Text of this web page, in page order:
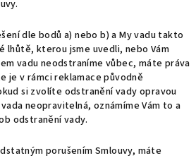
dle bodů a) nebo b) a My vadu takto
lhůtě, kterou jsme uvedli, nebo Vám
vadu neodstraníme vůbec, máte práva
je v rámci reklamace původně
si zvolíte odstranění vady opravou
neopravitelná, oznámíme Vám to a
odstranění vady.
porušením Smlouvy, máte